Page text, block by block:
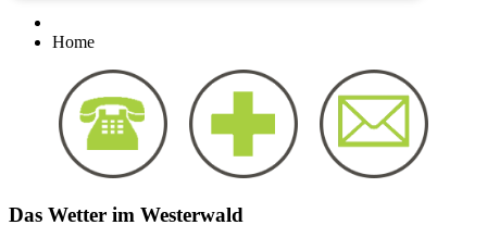
Home
Das Wetter im Westerwald